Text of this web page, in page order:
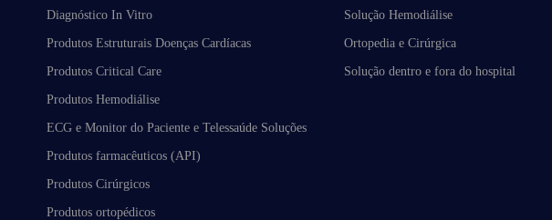
Diagnóstico In Vitro
Produtos Estruturais Doenças Cardíacas
Produtos Critical Care
Produtos Hemodiálise
ECG e Monitor do Paciente e Telessaúde Soluções
Produtos farmacêuticos (API)
Produtos Cirúrgicos
Produtos ortopédicos
Solução Hemodiálise
Ortopedia e Cirúrgica
Solução dentro e fora do hospital